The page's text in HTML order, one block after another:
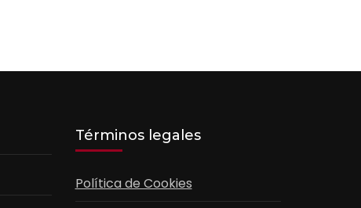
Términos legales
Política de Cookies